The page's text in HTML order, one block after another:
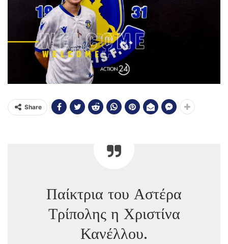
Share
Παίκτρια του Αστέρα
Τρίπολης η Χριστίνα
Κανέλλου.